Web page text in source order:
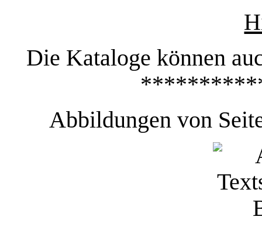
Die Kataloge können
Abbildungen von